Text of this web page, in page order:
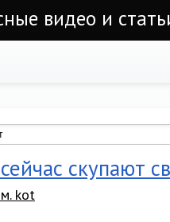
видео и
скупают
kot